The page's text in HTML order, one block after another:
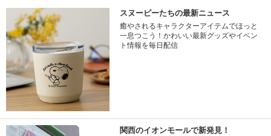
スヌーピーたちの最新ニュース
癒やされるキャラクターアイテムでほっと
一息つこう！かわいい最新グッズやイベン
ト情報を毎日配信
関西のイオンモールで新発見！